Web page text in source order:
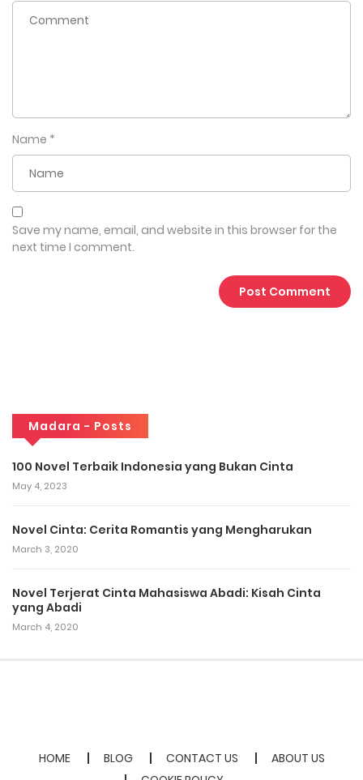
Name *
Save my name, email, and website in this browser for the
next time I comment.
Madara - Posts
100 Novel Terbaik Indonesia yang Bukan Cinta
May 4, 2023
Novel Cinta: Cerita Romantis yang Mengharukan
March 3, 2020
Novel Terjerat Cinta Mahasiswa Abadi: Kisah Cinta
yang Abadi
March 4, 2020
HOME BLOG CONTACT US
ABOUT US